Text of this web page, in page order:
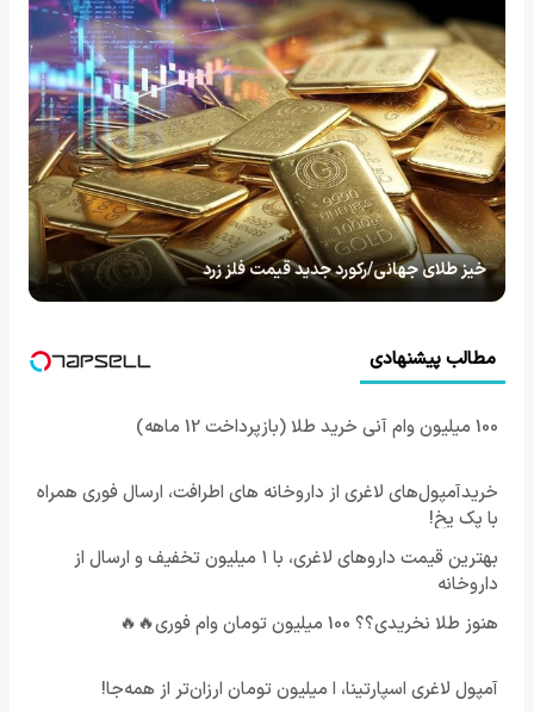
خیز طلای جهانی/رکورد جدید قیمت فلز زرد
مطالب پیشنهادی
100 میلیون وام آنی خرید طلا (بازپرداخت 12 ماهه)
خریدآمپول‌های لاغری از داروخانه های اطرافت، ارسال فوری همراه
با پک یخ!
بهترین قیمت داروهای لاغری، با ۱ میلیون تخفیف و ارسال از
داروخانه‌
هنوز طلا نخریدی؟؟ 100 میلیون تومان وام فوری🔥🔥
آمپول لاغری اسپارتینا، ا میلیون تومان ارزان‌تر از همه‌جا!